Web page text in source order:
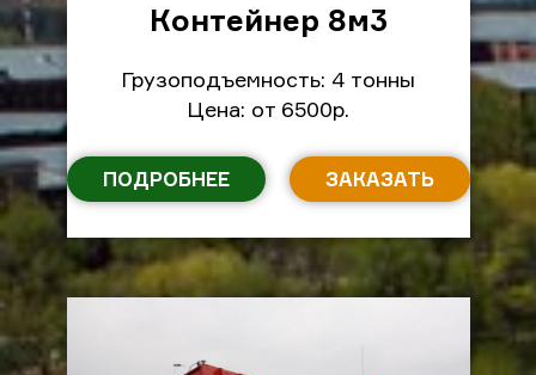
Контейнер 8м3
Грузоподъемность: 4 тонны
Цена: от 6500р.
ПОДРОБНЕЕ ЗАКАЗАТЬ